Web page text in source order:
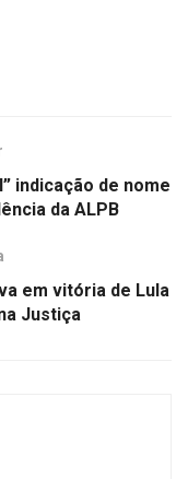
indicação de nome
da ALPB
em vitória de Lula
Justiça